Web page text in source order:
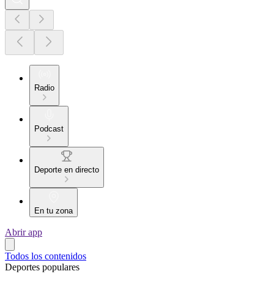
Radio
Podcast
Deporte en directo
En tu zona
Abrir app
Todos los contenidos
Deportes populares